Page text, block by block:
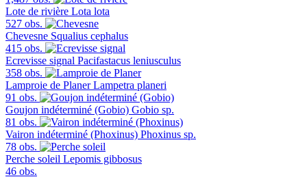
Lote de rivière Lota lota
527 obs.
Chevesne Squalius cephalus
415 obs.
Ecrevisse signal Pacifastacus leniusculus
358 obs.
Lamproie de Planer Lampetra planeri
91 obs.
Goujon indéterminé (Gobio) Gobio sp.
81 obs.
Vairon indéterminé (Phoxinus) Phoxinus sp.
78 obs.
Perche soleil Lepomis gibbosus
46 obs.